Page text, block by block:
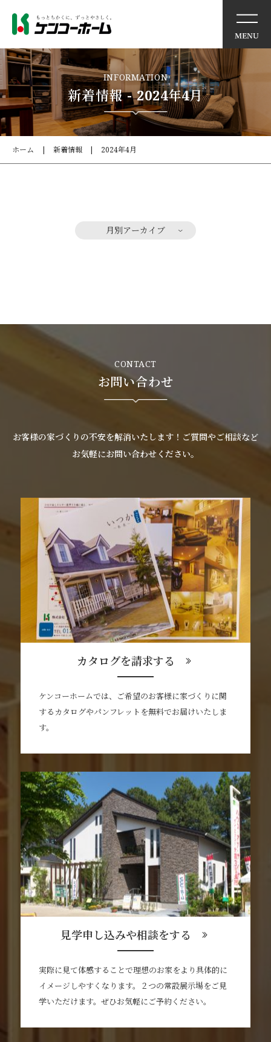
イベント情報
ケンコーホームの想い
住まいの特徴
不動産情報
SDGs
採用情報
INFORMATION
新着情報 - 2024年4月
ホーム 新着情報 2024年4月
月別アーカイブ
CONTACT
お問い合わせ
お客様の家づくりの不安を解消いたします！ご質問やご相談など
お気軽にお問い合わせください。
カタログを請求する
ケンコーホームでは、ご希望のお客様に家づくりに関
するカタログやパンフレットを無料でお届けいたしま
す。
見学申し込みや相談をする
実際に見て体感することで理想のお家をより具体的に
イメージしやすくなります。２つの常設展示場をご見
学いただけます。ぜひお気軽にご予約ください。